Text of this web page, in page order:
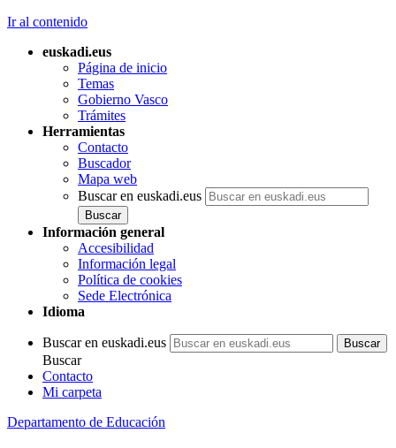
Ir al contenido
euskadi.eus
Página de inicio
Temas
Gobierno Vasco
Trámites
Herramientas
Contacto
Buscador
Mapa web
Buscar en euskadi.eus
Información general
Accesibilidad
Información legal
Política de cookies
Sede Electrónica
Idioma
Buscar en euskadi.eus
Buscar
Contacto
Mi carpeta
Departamento de Educación